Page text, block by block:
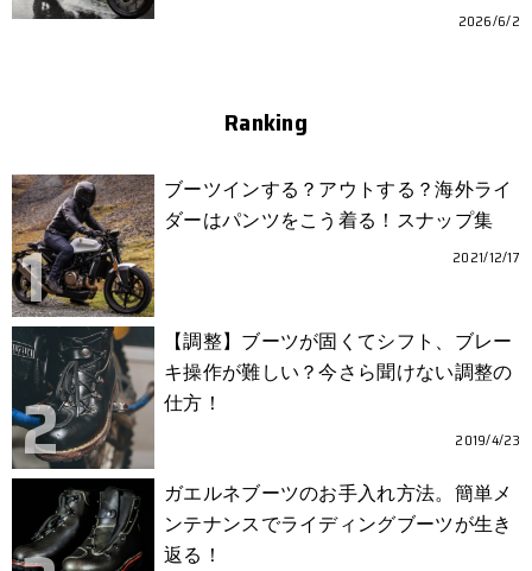
2026/6/2
Ranking
ブーツインする？アウトする？海外ライ
ダーはパンツをこう着る！スナップ集
2021/12/17
【調整】ブーツが固くてシフト、ブレー
キ操作が難しい？今さら聞けない調整の
仕方！
2019/4/23
ガエルネブーツのお手入れ方法。簡単メ
ンテナンスでライディングブーツが生き
返る！